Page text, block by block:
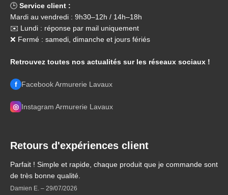
🕒 Service client :
Mardi au vendredi : 9h30–12h / 14h–18h
✉️ Lundi : réponse par mail uniquement
❌ Fermé : samedi, dimanche et jours fériés
Retrouvez toutes nos actualités sur les réseaux sociaux !
f Facebook Armurerie Lavaux
◎ Instagram Armurerie Lavaux
Retours d'expériences client
Parfait ! Simple et rapide, chaque produit que je commande sont
de très bonne qualité.
Damien E. – 29/07/2026